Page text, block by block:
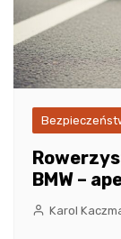
BMW –
Karol